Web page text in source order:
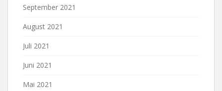
September 2021
August 2021
Juli 2021
Juni 2021
Mai 2021